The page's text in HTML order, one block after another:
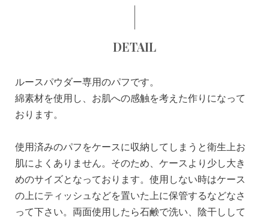
DETAIL
ルースパウダー専用のパフです。
綿素材を使用し、お肌への感触を考えた作りになって
おります。
使用済みのパフをケースに収納してしまうと衛生上お
肌によくありません。そのため、ケースより少し大き
めのサイズとなっております。使用しない時はケース
の上にティッシュなどを置いた上に保管するなどなさ
って下さい。両面使用したら石鹸で洗い、陰干しして